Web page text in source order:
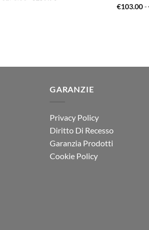
€103.00-
GARANZIE
Privacy Policy
Diritto Di Recesso
Garanzia Prodotti
Cookie Policy